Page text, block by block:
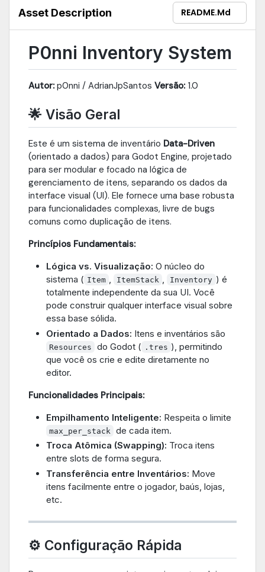
chests, shops).Includes Editor Tools (Docks) to easily create
and manage your items and inventories directly inside the
Godot editor. Perfect for RPGs and games with complex
examples, visit the GitHub repository.
Asset Description README.md
P0nni Inventory System
Autor:p0nni / AdrianJpSantos Versão:1.0
🌟 Visão Geral
Este é um sistema de inventário Data-Driven
(orientado a dados) para Godot Engine, projetado
para ser modular e focado na lógica de
gerenciamento de itens, separando os dados da
interface visual (UI). Ele fornece uma base robusta
para funcionalidades complexas, livre de bugs
comuns como duplicação de itens.
Princípios Fundamentais:
Lógica vs. Visualização: O núcleo do
sistema ( Item , ItemStack , Inventory ) é
totalmente independente da sua UI. Você
pode construir qualquer interface visual sobre
essa base sólida.
Orientado a Dados: Itens e inventários são
Resources do Godot ( .tres ), permitindo
que você os crie e edite diretamente no
editor.
Funcionalidades Principais:
Empilhamento Inteligente: Respeita o limite
max_per_stack
de cada item.
Troca Atômica (Swapping): Troca itens
entre slots de forma segura.
Transferência entre Inventários: Move
itens facilmente entre o jogador, baús, lojas,
etc.
⚙️ Configuração Rápida